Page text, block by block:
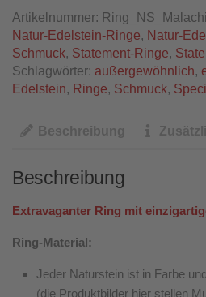
Artikelnummer:
Natur-Edelstein-Ringe, Natur-
Schmuck, Statement-Ringe,
Schlagwörter: außergewöhnlich,
Edelstein, Ringe, Schmuck,
Beschreibung
Beschreibung
Extravaganter Ring mit
Ring-Material:
Jeder Naturstein ist in Farbe
(die Produktbilder hier stellen